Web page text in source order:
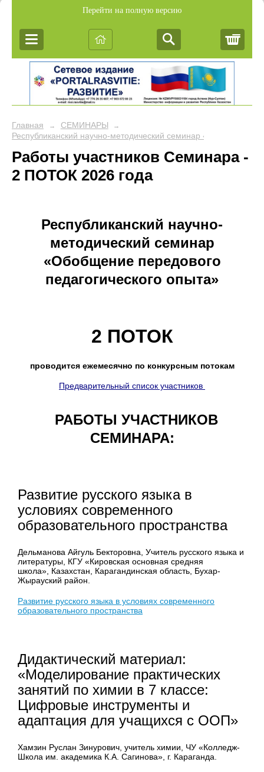
Перейти на полную версию
Главная → СЕМИНАРЫ →
Республиканский научно-методический семинар «Обобщение
Работы участников Семинара -
2 ПОТОК 2026 года
Республиканский научно-
методический семинар
«Обобщение передового
педагогического опыта»
2 ПОТОК
проводится ежемесячно по конкурсным потокам
Предварительный список участников
РАБОТЫ УЧАСТНИКОВ
СЕМИНАРА:
Развитие русского языка в
условиях современного
образовательного пространства
Дельманова Айгуль Бекторовна, Учитель русского языка и
литературы, КГУ «Кировская основная средняя
школа», Казахстан, Карагандинская область, Бухар-
Жырауский район.
Развитие русского языка в условиях современного
образовательного пространства
Дидактический материал:
«Моделирование практических
занятий по химии в 7 классе:
Цифровые инструменты и
адаптация для учащихся с ООП»
Хамзин Руслан Зинурович, учитель химии, ЧУ «Колледж-
Школа им. академика К.А. Сагинова», г. Караганда.